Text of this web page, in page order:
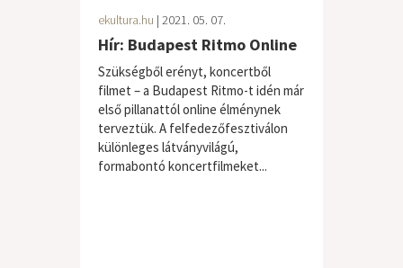
ekultura.hu | 2021. 05. 07.
Hír: Budapest Ritmo Online
Szükségből erényt, koncertből
filmet – a Budapest Ritmo-t idén már
első pillanattól online élménynek
terveztük. A felfedezőfesztiválon
különleges látványvilágú,
formabontó koncertfilmeket...